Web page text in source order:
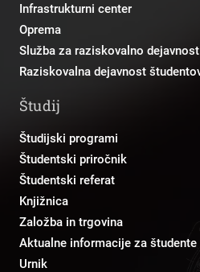
Infrastrukturni center
Oprema
Služba za raziskovalno dejavnost
Raziskovalna dejavnost
Študij
Študijski programi
Študentski priročnik
Študentski referat
Knjižnica
Založba in trgovina
Aktualne informacije za študente
Urnik